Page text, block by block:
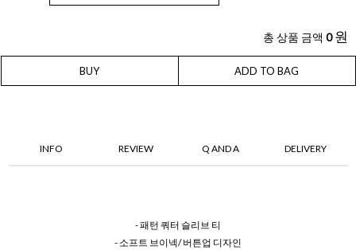
총 상품 금액 0 원
BUY ADD TO BAG
INFO REVIEW Q AND A DELIVERY
- 패턴 쿼터 슬리브 티
- 소프트 브이넥/ 버튼업 디자인